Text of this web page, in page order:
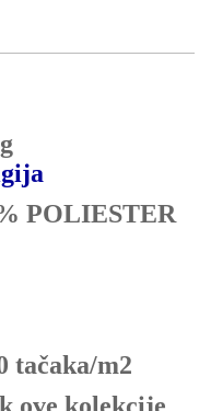
POLIESTER
tačaka/m2